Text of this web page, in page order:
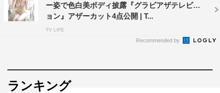
ー姿で色白美ボディ披露『グラビアザテレビジ
ョン』アザーカット4点公開 | T...
TV LIFE
Recommended by
ランキング